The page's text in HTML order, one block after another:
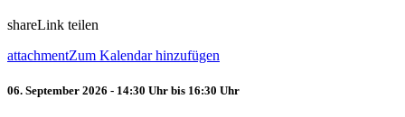
shareLink teilen
attachmentZum Kalendar hinzufügen
06. September 2026 - 14:30 Uhr bis 16:30 Uhr